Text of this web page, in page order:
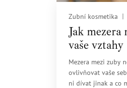
Zubní kosmetika
Jak
vaše vztahy
Mezera mezi zuby
ovlivňovat vaše
ni dívat jinak a co